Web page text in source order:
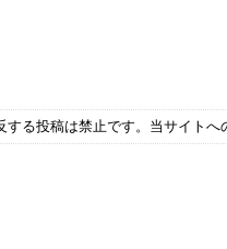
る投稿は禁止です。当サイト